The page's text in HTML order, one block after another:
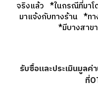
จริงแล้ว *ในกรณีที่มาโ
มาแจ้งกับทางร้าน *ทา
*มีบางสาข
รับซื้อและประเมินมูลค่
ที่